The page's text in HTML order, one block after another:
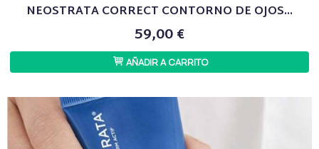
NEOSTRATA CORRECT CONTORNO DE OJOS...
59,00 €
AÑADIR A CARRITO